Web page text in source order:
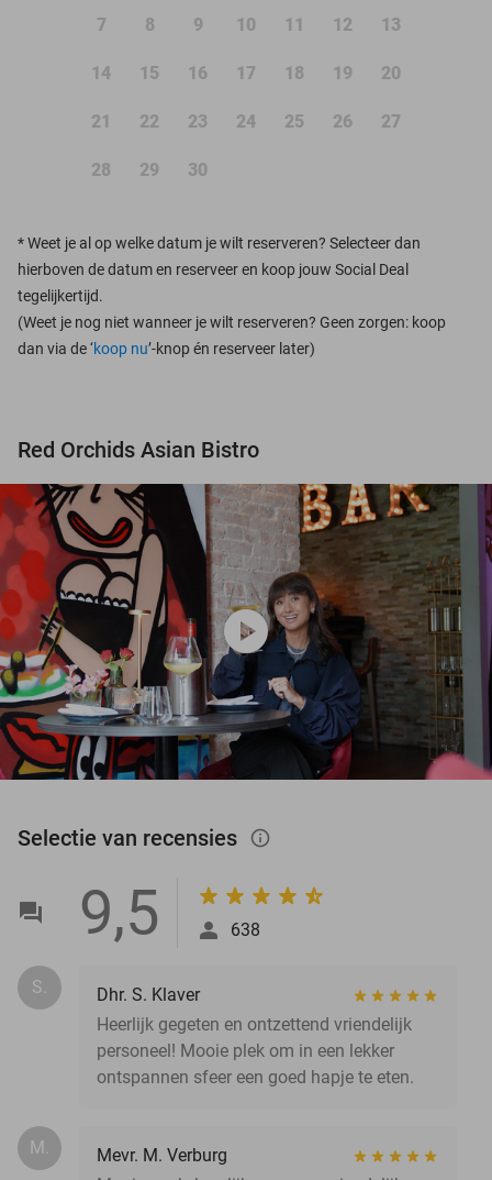
7 8 9 10 11 12 13
14 15 16 17 18 19 20
21 22 23 24 25 26 27
28 29 30
*Weet je al op welke datum je wilt reserveren? Selecteer dan
hierboven de datum en reserveer en koop jouw Social Deal
tegelijkertijd.
(Weet je nog niet wanneer je wilt reserveren? Geen zorgen: koop
dan via de ‘koop nu’-knop én reserveer later)
Red Orchids Asian Bistro
play_circle
Selectie van recensies info_outlined
9,5 638
S.
Dhr. S. Klaver
Heerlijk gegeten en ontzettend vriendelijk
personeel! Mooie plek om in een lekker
ontspannen sfeer een goed hapje te eten.
M.
Mevr. M. Verburg